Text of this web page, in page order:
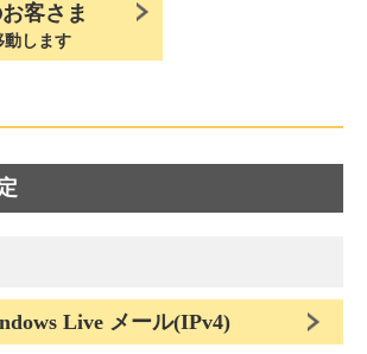
客さま
します
Live メール(IPv4)